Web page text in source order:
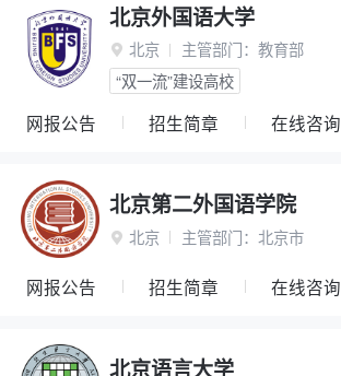
北京外国语大学
 北京 主管部门： 教育部
“双一流”建设高校
网报公告 招生简章 在线咨询
北京第二外国语学院
 北京 主管部门： 北京市
网报公告 招生简章 在线咨询
北京语言大学